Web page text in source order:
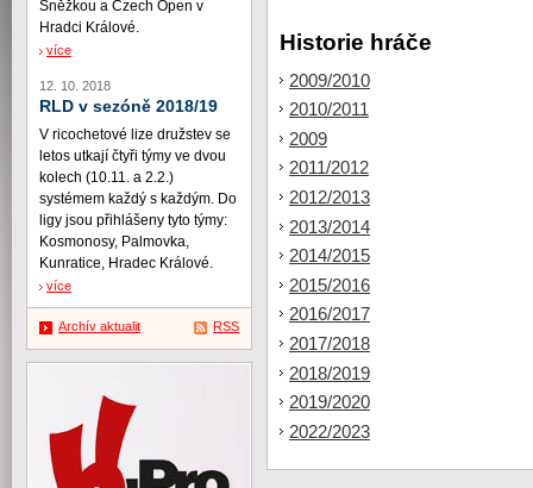
Historie hráče
2009/2010
2010/2011
2009
2011/2012
2012/2013
2013/2014
2014/2015
2015/2016
2016/2017
2017/2018
2018/2019
2019/2020
2022/2023
Sněžkou a Czech Open v
Hradci Králové.
více
12. 10. 2018
RLD v sezóně 2018/19
V ricochetové lize družstev se
letos utkají čtyři týmy ve dvou
kolech (10.11. a 2.2.)
systémem každý s každým. Do
ligy jsou přihlášeny tyto týmy:
Kosmonosy, Palmovka,
Kunratice, Hradec Králové.
více
Archív aktualit RSS